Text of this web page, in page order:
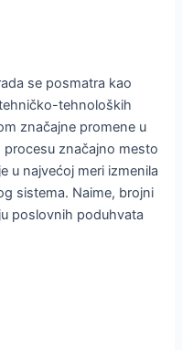
se posmatra kao
tehnoloških
značajne promene u
značajno mesto
u najvećoj meri izmenila
sistema. Naime, brojni
poslovnih poduhvata